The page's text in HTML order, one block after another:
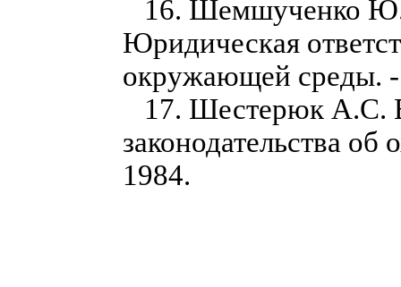
16. Шемшученко
Юридическая
окружающей среды.
17. Шестерюк А.С.
законодательства
1984.